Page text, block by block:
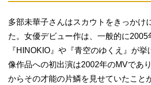
多部未華子さんはスカウトをきっかけ
た。女優デビュー作は、一般的に2005
『HINOKIO』や『青空のゆくえ』が
像作品への初出演は2002年のMVであ
からその才能の片鱗を見せていたこと